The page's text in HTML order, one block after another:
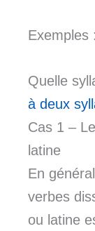
Exemples
Quelle
à deux
Cas 1 –
latine
En
verbes
ou latine